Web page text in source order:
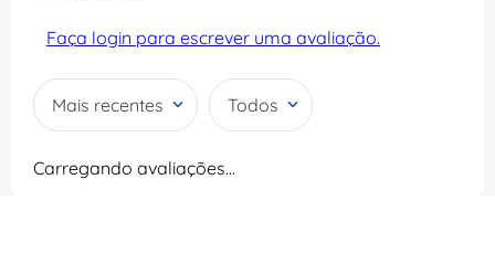
Faça login para escrever uma avaliação.
Mais recentes Todos
Carregando avaliações…